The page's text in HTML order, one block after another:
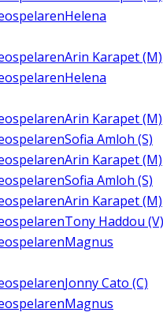
Helena
Arin Karapet (M)
Helena
Arin Karapet (M)
Sofia Amloh (S)
Arin Karapet (M)
Sofia Amloh (S)
Arin Karapet (M)
Tony Haddou (V)
Magnus
Jonny Cato (C)
Magnus